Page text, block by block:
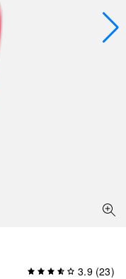
3.9(23)